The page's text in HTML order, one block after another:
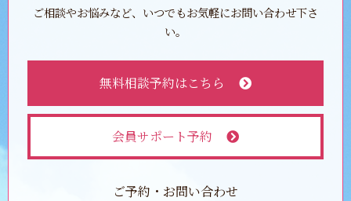
ご相談やお悩みなど、いつでもお気軽にお問い合わせ下さ
い。
無料相談予約はこちら
会員サポート予約
ご予約・お問い合わせ